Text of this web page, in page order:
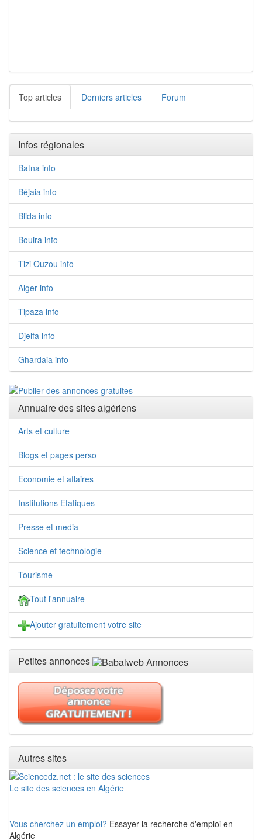
Top articles Derniers articles Forum
Infos régionales
Batna info
Béjaia info
Blida info
Bouira info
Tizi Ouzou info
Alger info
Tipaza info
Djelfa info
Ghardaia info
Annuaire des sites algériens
Arts et culture
Blogs et pages perso
Economie et affaires
Institutions Etatiques
Presse et media
Science et technologie
Tourisme
Tout l'annuaire
Ajouter gratuitement votre site
Petites annonces
Autres sites
Le site des sciences en Algérie
Vous cherchez un emploi? Essayer la recherche d'emploi en
Algérie